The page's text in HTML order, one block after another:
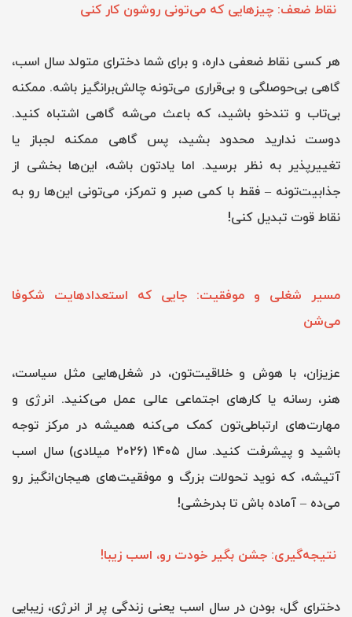
نقاط ضعف: چیزهایی که می‌تونی روشون کار کنی
هر کسی نقاط ضعفی داره، و برای شما دخترای متولد سال اسب،
گاهی بی‌حوصلگی و بی‌قراری می‌تونه چالش‌برانگیز باشه. ممکنه
بی‌تاب و تندخو باشید، که باعث می‌شه گاهی اشتباه کنید.
دوست ندارید محدود بشید، پس گاهی ممکنه لجباز یا
تغییرپذیر به نظر برسید. اما یادتون باشه، این‌ها بخشی از
جذابیت‌تونه – فقط با کمی صبر و تمرکز، می‌تونی این‌ها رو به
نقاط قوت تبدیل کنی!
مسیر شغلی و موفقیت: جایی که استعدادهایت شکوفا
می‌شن
عزیزان، با هوش و خلاقیت‌تون، در شغل‌هایی مثل سیاست،
هنر، رسانه یا کارهای اجتماعی عالی عمل می‌کنید. انرژی و
مهارت‌های ارتباطی‌تون کمک می‌کنه همیشه در مرکز توجه
باشید و پیشرفت کنید. سال ۱۴۰۵ (۲۰۲۶ میلادی) سال اسب
آتیشه، که نوید تحولات بزرگ و موفقیت‌های هیجان‌انگیز رو
می‌ده – آماده باش تا بدرخشی!
نتیجه‌گیری: جشن بگیر خودت رو، اسب زیبا!
دخترای گل، بودن در سال اسب یعنی زندگی پر از انرژی، زیبایی